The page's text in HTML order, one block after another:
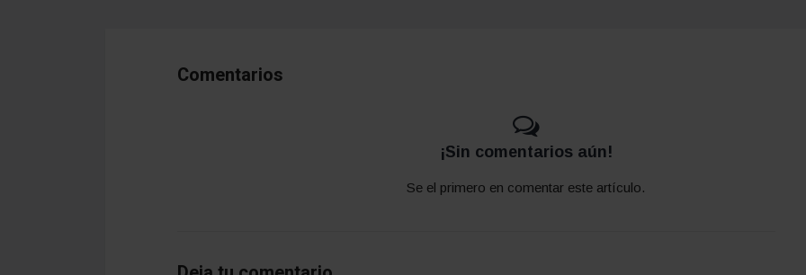
Comentarios
¡Sin comentarios aún!
Se el primero en comentar este artículo.